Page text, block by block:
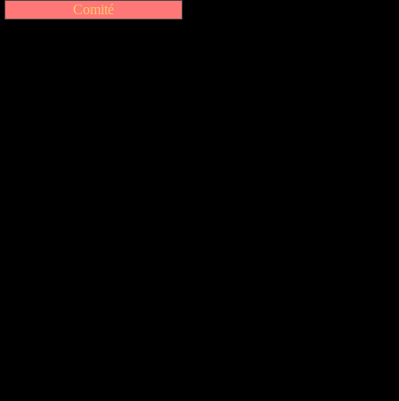
Comité